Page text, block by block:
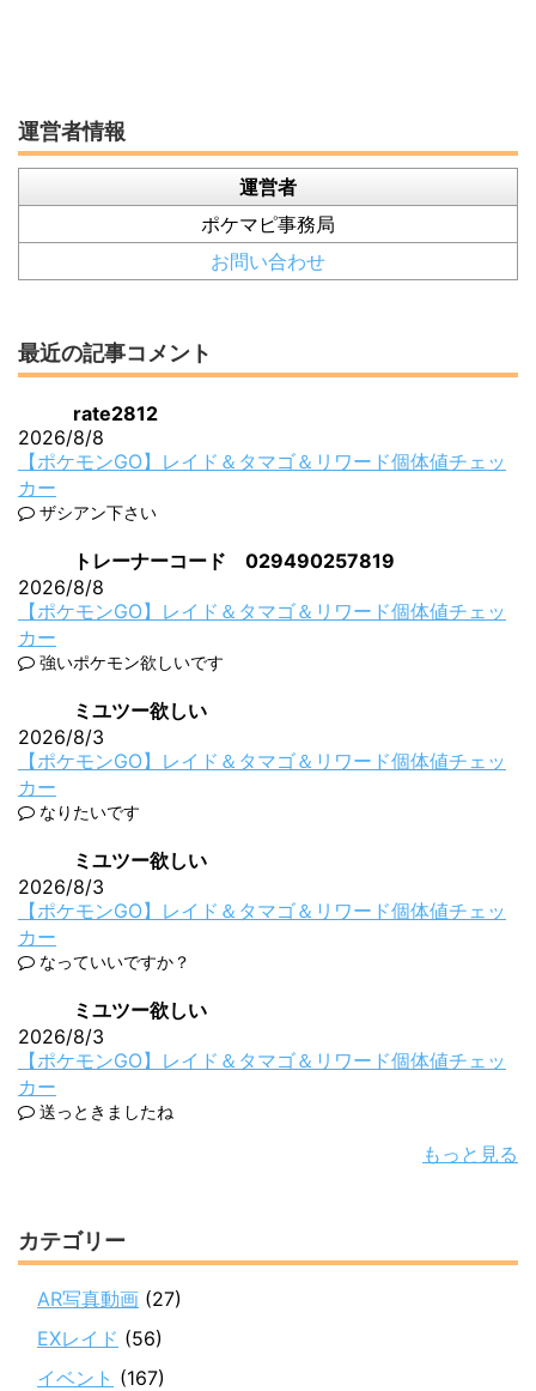
運営者情報
運営者
ポケマピ事務局
お問い合わせ
最近の記事コメント
rate2812
2026/8/8
【ポケモンGO】レイド＆タマゴ＆リワード個体値チェッ
カー
ザシアン下さい
トレーナーコード 029490257819
2026/8/8
【ポケモンGO】レイド＆タマゴ＆リワード個体値チェッ
カー
強いポケモン欲しいです
ミユツー欲しい
2026/8/3
【ポケモンGO】レイド＆タマゴ＆リワード個体値チェッ
カー
なりたいです
ミユツー欲しい
2026/8/3
【ポケモンGO】レイド＆タマゴ＆リワード個体値チェッ
カー
なっていいですか？
ミユツー欲しい
2026/8/3
【ポケモンGO】レイド＆タマゴ＆リワード個体値チェッ
カー
送っときましたね
もっと見る
カテゴリー
AR写真動画 (27)
EXレイド (56)
イベント (167)